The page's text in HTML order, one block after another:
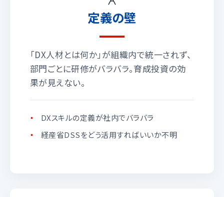
定義の壁
「DX人材とは何か」が組織内で統一されず、
部門ごとに研修がバラバラ。育成投資の効
果が見えない。
DXスキルの定義が社内でバラバラ
経産省DSSをどう活用すればいいか不明